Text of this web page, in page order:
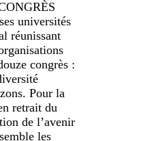
universités
réunissant
congrès :
Pour la
retrait du
de l’avenir
les